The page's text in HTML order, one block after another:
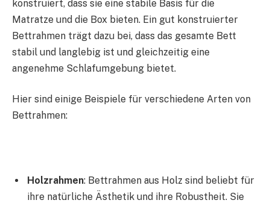
konstruiert, dass sie eine stabile Basis für die
Matratze und die Box bieten. Ein gut konstruierter
Bettrahmen trägt dazu bei, dass das gesamte Bett
stabil und langlebig ist und gleichzeitig eine
angenehme Schlafumgebung bietet.
Hier sind einige Beispiele für verschiedene Arten von
Bettrahmen:
Holzrahmen: Bettrahmen aus Holz sind beliebt für
ihre natürliche Ästhetik und ihre Robustheit. Sie